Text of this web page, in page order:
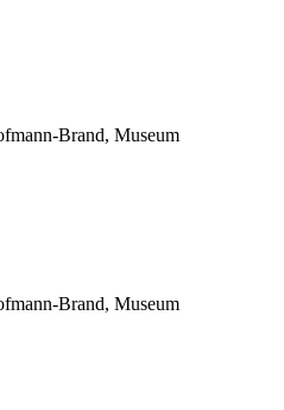
Brand, Museum
Brand, Museum